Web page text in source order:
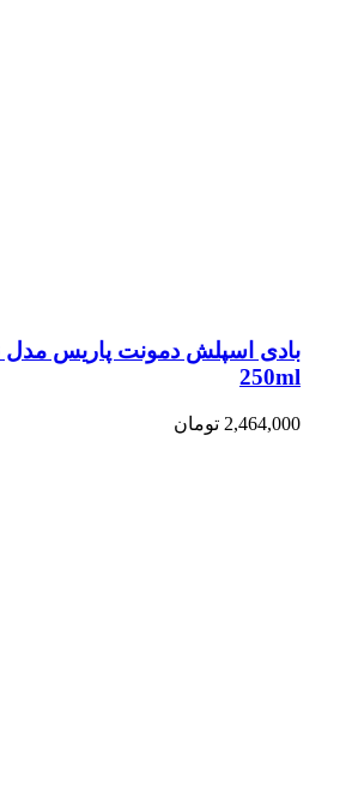
بادی اسپلش دمونت پاریس مدل
250ml
2,464,000 تومان